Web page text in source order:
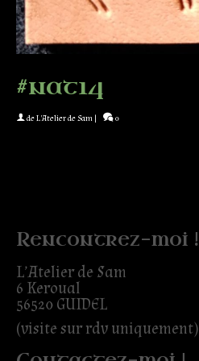
#nat14
deL'Atelier de Sam | 0
Rencontrez-moi !
L’Atelier de Sam
6 Keroual
56520 GUIDEL
(visite sur rdv uniquement)